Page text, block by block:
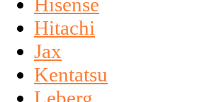
Hitachi
Jax
Kentatsu